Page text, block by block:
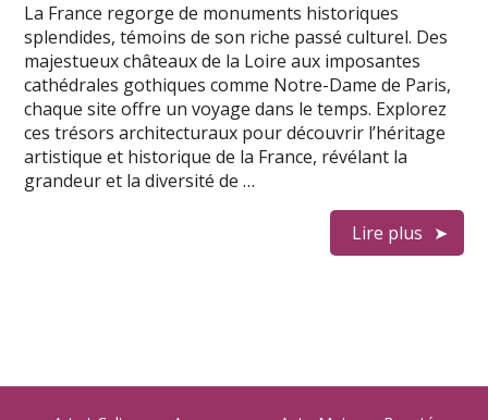
La France regorge de monuments historiques
splendides, témoins de son riche passé culturel. Des
majestueux châteaux de la Loire aux imposantes
cathédrales gothiques comme Notre-Dame de Paris,
chaque site offre un voyage dans le temps. Explorez
ces trésors architecturaux pour découvrir l’héritage
artistique et historique de la France, révélant la
grandeur et la diversité de …
Lire plus